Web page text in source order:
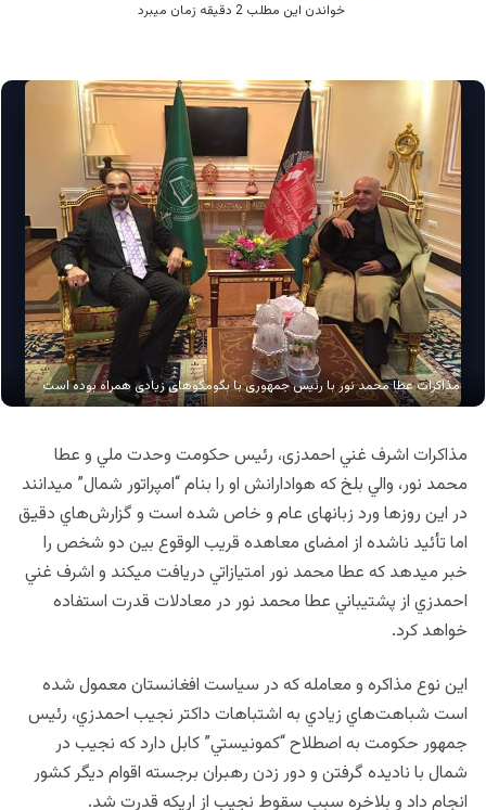
خواندن این مطلب 2 دقیقه زمان میبرد
مذاکرات عطا محمد نور با رئیس جمهوری با بگومگوهای زیادی همراه بوده است
مذاكرات اشرف غني احمدزی، رئيس حكومت وحدت ملي و عطا
محمد نور، والي بلخ كه هوادارانش او را بنام “امپراتور شمال” ميدانند
در اين روزها ورد زبان‎های عام و خاص شده است و گزارش‌هاي دقيق
اما تأئيد ناشده از امضای معاهده قريب الوقوع بين دو شخص را
خبر ميدهد كه عطا محمد نور امتيازاتي دريافت ميكند و اشرف غني
احمدزي از پشتيباني عطا محمد نور در معادلات قدرت استفاده
خواهد كرد.
اين نوع مذاكره و معامله كه در سياست افغانستان معمول شده
است شباهت‌هاي زيادي به اشتباهات داكتر نجيب احمدزي، رئيس
جمهور حكومت به اصطلاح “كمونيستي” كابل دارد كه نجيب در
شمال با ناديده گرفتن و دور زدن رهبران برجسته اقوام ديگر كشور
انجام داد و بلاخره سبب سقوط نجيب از اريكه قدرت شد.